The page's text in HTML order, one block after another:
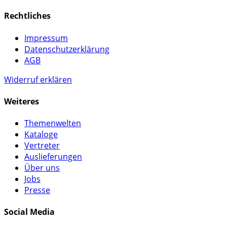
Rechtliches
Impressum
Datenschutzerklärung
AGB
Widerruf erklären
Weiteres
Themenwelten
Kataloge
Vertreter
Auslieferungen
Über uns
Jobs
Presse
Social Media